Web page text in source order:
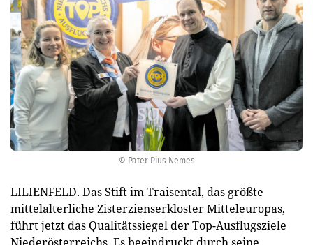
© Pater Pius Nemes
LILIENFELD. Das Stift im Traisental, das größte
mittelalterliche Zisterzienserkloster Mitteleuropas,
führt jetzt das Qualitätssiegel der Top-Ausflugsziele